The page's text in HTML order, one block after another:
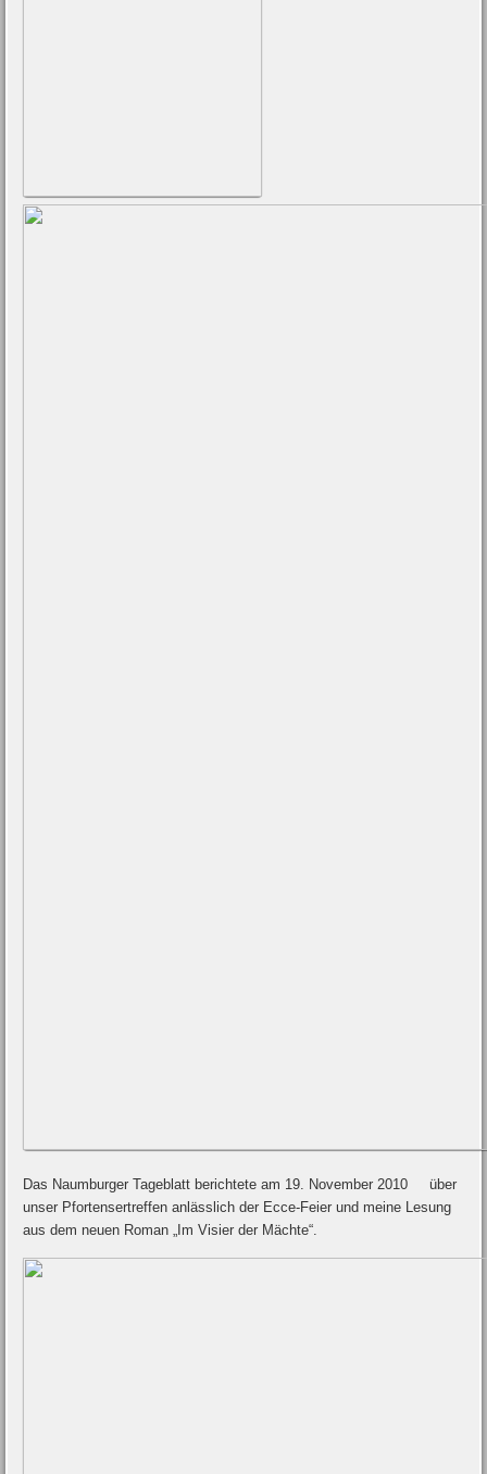
Das Naumburger Tageblatt berichtete am 19. November 2010 über
unser Pfortensertreffen anlässlich der Ecce-Feier und meine Lesung
aus dem neuen Roman „Im Visier der Mächte“.